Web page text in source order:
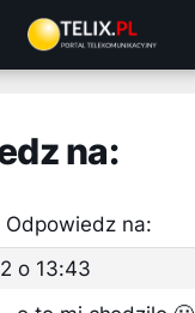
na:
Odpowiedz na:
o 13:43